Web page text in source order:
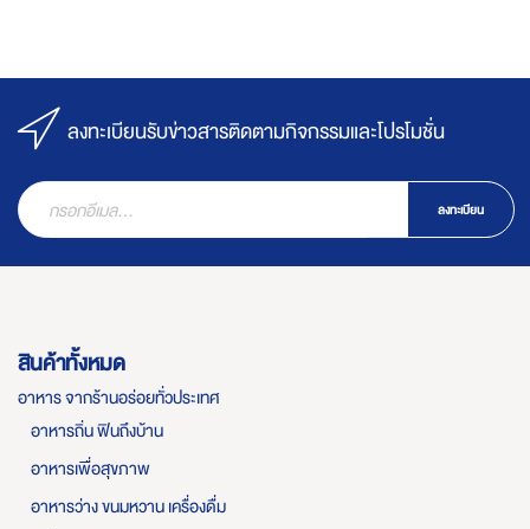
ลงทะเบียนรับข่าวสารติดตามกิจกรรมและโปรโมชั่น
ลงทะเบียน
สินค้าทั้งหมด
อาหาร จากร้านอร่อยทั่วประเทศ
อาหารถิ่น ฟินถึงบ้าน
อาหารเพื่อสุขภาพ
อาหารว่าง ขนมหวาน เครื่องดื่ม